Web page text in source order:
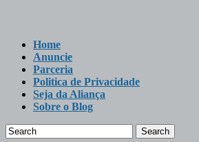
Home
Anuncie
Parceria
Politica de Privacidade
Seja da Aliança
Sobre o Blog
Search